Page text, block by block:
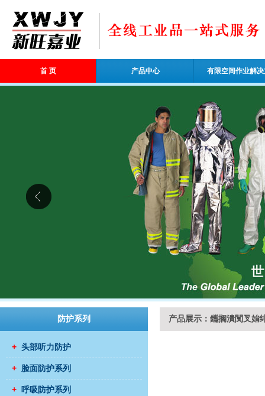
首 页 产品中心 有限空间作业解
防护系列
+ 头部听力防护
+ 脸面防护系列
+ 呼吸防护系列
产品展示：鑴搁潰闃叉姢